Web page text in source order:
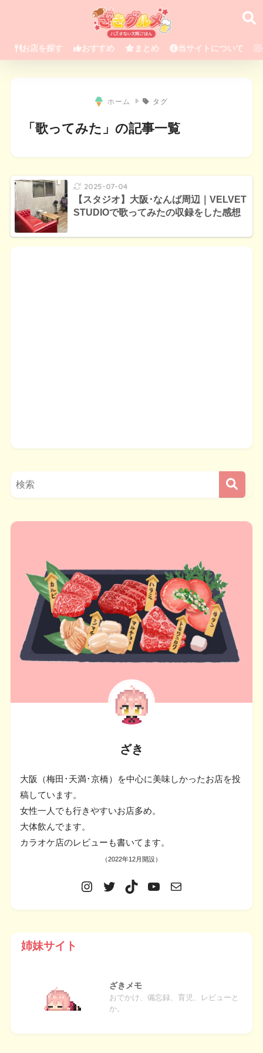
お店を探す おすすめ まとめ 当サイトについて
ホーム タグ
「歌ってみた」の記事一覧
2025-07-04
【スタジオ】大阪･なんば周辺｜VELVET
STUDIOで歌ってみたの収録をした感想
ざき
大阪（梅田･天満･京橋）を中心に美味しかったお店を投
稿しています。
女性一人でも行きやすいお店多め。
大体飲んでます。
カラオケ店のレビューも書いてます。
（2022年12月開設）
姉妹サイト
ざきメモ
おでかけ、備忘録、育児、レビューと
か。